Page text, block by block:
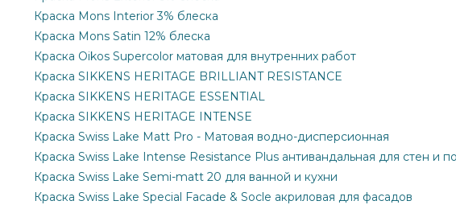
Краска Mons Interior 3% блеска
Краска Mons Satin 12% блеска
Краска Oikos Supercolor матовая для внутренних работ
Краска SIKKENS HERITAGE BRILLIANT RESISTANCE
Краска SIKKENS HERITAGE ESSENTIAL
Краска SIKKENS HERITAGE INTENSE
Краска Swiss Lake Matt Pro - Матовая водно-дисперсионная
Краска Swiss Lake Intense Resistance Plus антивандальная для стен и
Краска Swiss Lake Semi-matt 20 для ванной и кухни
Краска Swiss Lake Special Facade & Socle акриловая для фасадов